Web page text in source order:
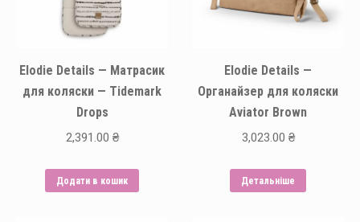
Elodie Details — Матрасик
для коляски — Tidemark
Drops
2,391.00 ₴
Додати в кошик
Elodie Details —
Органайзер для коляски
Aviator Brown
3,023.00 ₴
Детальніше